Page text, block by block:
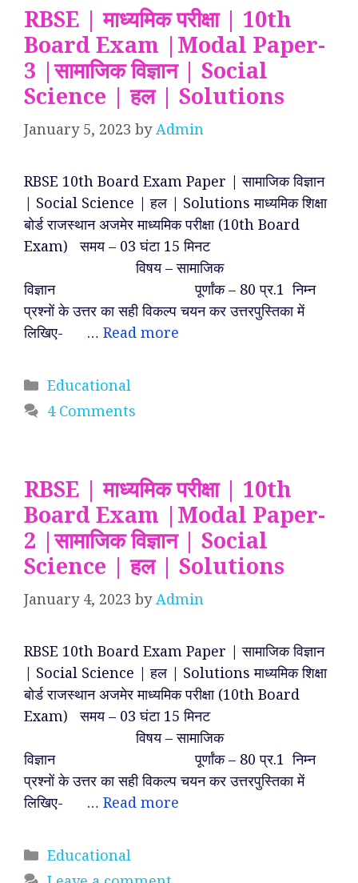
RBSE | माध्यमिक परीक्षा | 10th
Board Exam |Modal Paper-
3 |सामाजिक विज्ञान | Social
Science | हल | Solutions
January 5, 2023 byAdmin
RBSE 10th Board Exam Paper | सामाजिक विज्ञान
| Social Science | हल | Solutions माध्यमिक शिक्षा
बोर्ड राजस्थान अजमेर माध्यमिक परीक्षा (10th Board
Exam) समय – 03 घंटा 15 मिनट
विषय – सामाजिक
विज्ञान पूर्णांक – 80 प्र.1 निम्न
प्रश्नों के उत्तर का सही विकल्प चयन कर उत्तरपुस्तिका में
लिखिए- … Read more
Categories
Educational
4 Comments
RBSE | माध्यमिक परीक्षा | 10th
Board Exam |Modal Paper-
2 |सामाजिक विज्ञान | Social
Science | हल | Solutions
January 4, 2023 byAdmin
RBSE 10th Board Exam Paper | सामाजिक विज्ञान
| Social Science | हल | Solutions माध्यमिक शिक्षा
बोर्ड राजस्थान अजमेर माध्यमिक परीक्षा (10th Board
Exam) समय – 03 घंटा 15 मिनट
विषय – सामाजिक
विज्ञान पूर्णांक – 80 प्र.1 निम्न
प्रश्नों के उत्तर का सही विकल्प चयन कर उत्तरपुस्तिका में
लिखिए- … Read more
Categories
Educational